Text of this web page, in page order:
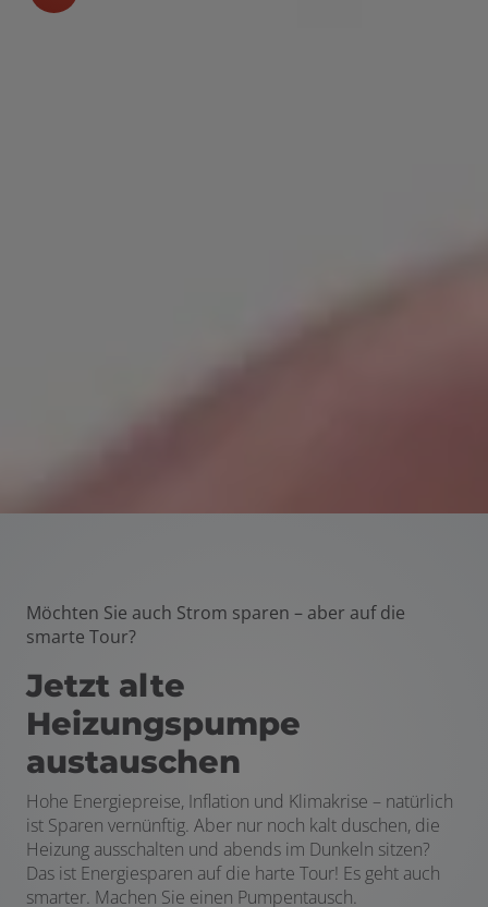
Möchten Sie auch Strom sparen – aber auf die
smarte Tour?
Jetzt alte
Heizungspumpe
austauschen
Hohe Energiepreise, Inflation und Klimakrise – natürlich
ist Sparen vernünftig. Aber nur noch kalt duschen, die
Heizung ausschalten und abends im Dunkeln sitzen?
Das ist Energiesparen auf die harte Tour! Es geht auch
smarter. Machen Sie einen Pumpentausch.